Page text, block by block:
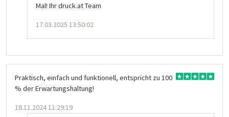
Mal! Ihr druck.at Team
17.03.2025 13:50:02
Praktisch, einfach und funktionell, entspricht zu 100
% der Erwartungshaltung!
18.11.2024 11:29:19